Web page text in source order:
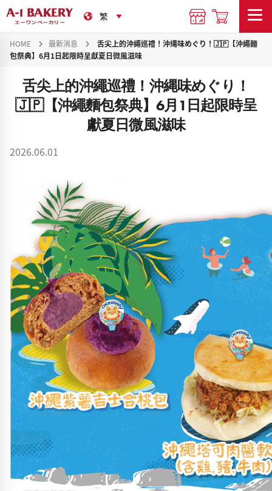
HOME 最新消息
舌尖上的沖繩巡禮！沖縄味めぐり！🇯🇵【沖繩麵
包祭典】6月1日起限時呈獻夏日微風滋味
舌尖上的沖繩巡禮！沖縄味めぐり！
🇯🇵【沖繩麵包祭典】6月1日起限時呈
獻夏日微風滋味
2026.06.01